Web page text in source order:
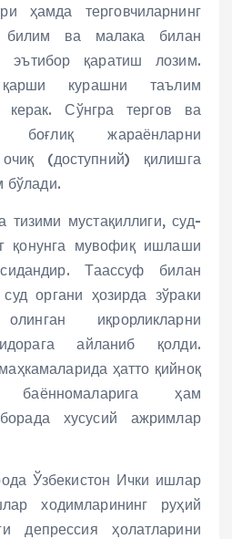
ҳамда терговчиларнинг
билим ва малака билан
эътибор қаратиш лозим.
курашни таълим
Сўнгра тергов ва
боғлиқ жараёнларни
(доступний) қилишга
бўлади.
тизими мустақиллиги, суд-
қонунга мувофиқ ишлаши
Таассуф билан
органи ҳозирда зўраки
иқрорликларни
айланиб қолди.
ҳатто қийноқ
ҳам
хусусий ажримлар
Ўзбекистон Ички ишлар
ходимларининг руҳий
депрессия ҳолатларини